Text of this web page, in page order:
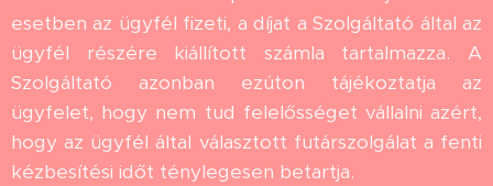
esetben az ügyfél fizeti, a díjat a Szolgáltató által az
ügyfél részére kiállított számla tartalmazza. A
Szolgáltató azonban ezúton tájékoztatja az
ügyfelet, hogy nem tud felelősséget vállalni azért,
hogy az ügyfél által választott futárszolgálat a fenti
kézbesítési időt ténylegesen betartja.